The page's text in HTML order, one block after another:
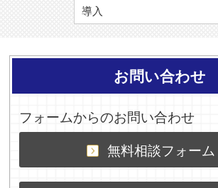
導入
お問い合わせ
フォームからのお問い合わせ
無料相談フォーム